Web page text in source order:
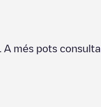
. A més pots